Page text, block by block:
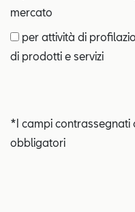
mercato
per attività di
di prodotti e servizi
*I campi
obbligatori